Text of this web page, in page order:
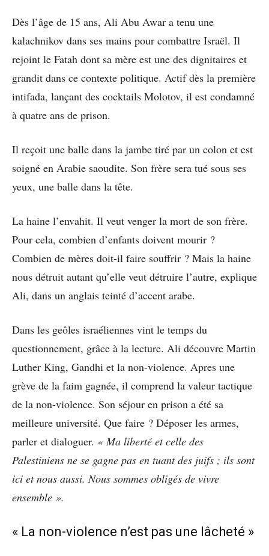
Dès l’âge de 15 ans, Ali Abu Awar a tenu une
kalachnikov dans ses mains pour combattre Israël. Il
rejoint le Fatah dont sa mère est une des dignitaires et
grandit dans ce contexte politique. Actif dès la première
intifada, lançant des cocktails Molotov, il est condamné
à quatre ans de prison.
Il reçoit une balle dans la jambe tiré par un colon et est
soigné en Arabie saoudite. Son frère sera tué sous ses
yeux, une balle dans la tête.
La haine l’envahit. Il veut venger la mort de son frère.
Pour cela, combien d’enfants doivent mourir ?
Combien de mères doit-il faire souffrir ? Mais la haine
nous détruit autant qu’elle veut détruire l’autre, explique
Ali, dans un anglais teinté d’accent arabe.
Dans les geôles israéliennes vint le temps du
questionnement, grâce à la lecture. Ali découvre Martin
Luther King, Gandhi et la non-violence. Apres une
grève de la faim gagnée, il comprend la valeur tactique
de la non-violence. Son séjour en prison a été sa
meilleure université. Que faire ? Déposer les armes,
parler et dialoguer. « Ma liberté et celle des
Palestiniens ne se gagne pas en tuant des juifs ; ils sont
ici et nous aussi. Nous sommes obligés de vivre
ensemble ».
« La non-violence n’est pas une lâcheté »